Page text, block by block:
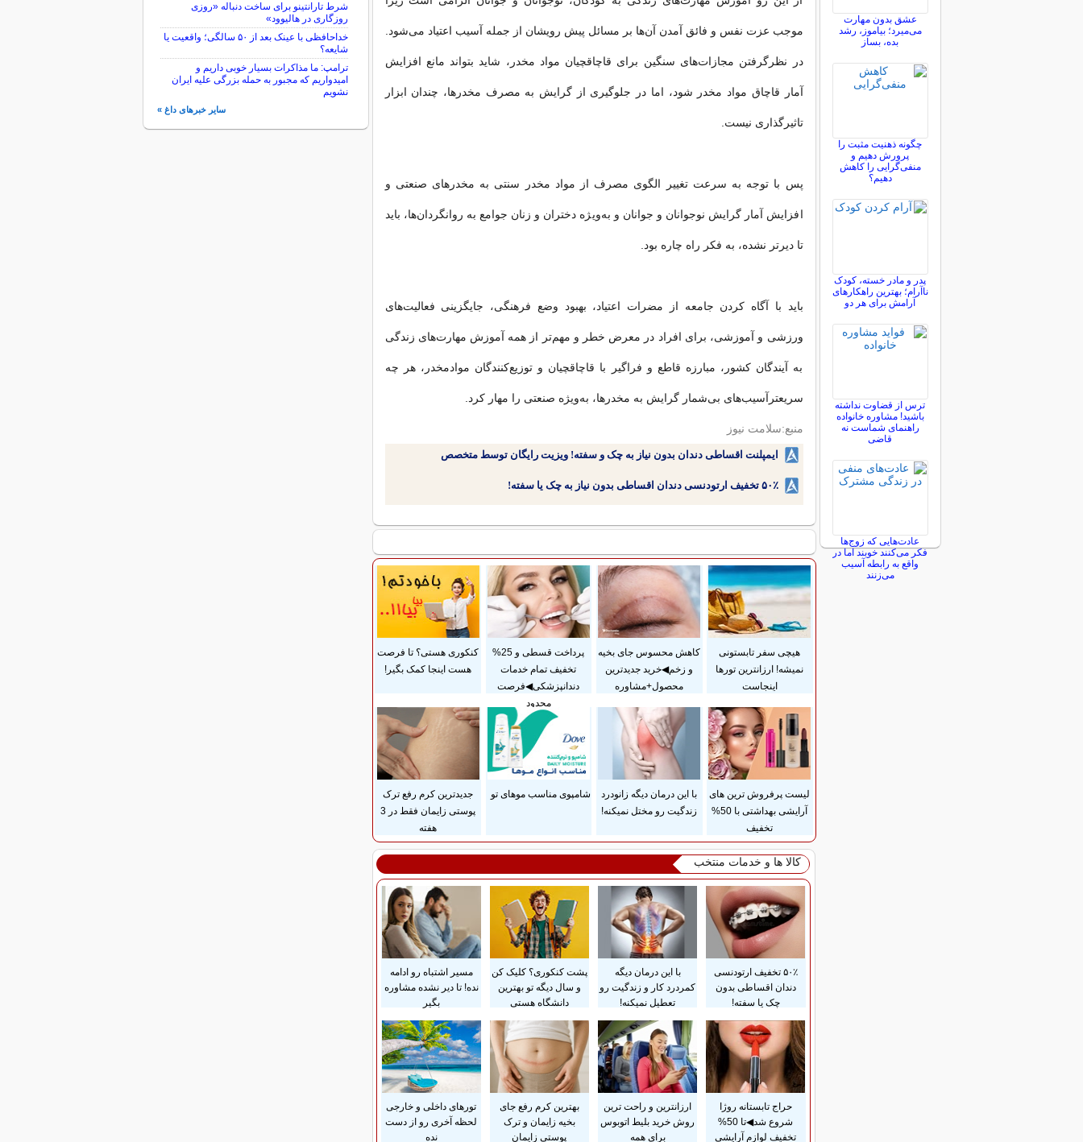
موجب عزت نفس و فائق آمدن آن‌ها بر مسائل پیش رویشان از جمله آسیب اعتیاد می‌شود.
در نظرگرفتن مجازات‌های سنگین برای قاچاقچیان مواد مخدر، شاید بتواند مانع افزایش
آمار قاچاق مواد مخدر شود، اما در جلوگیری از گرایش به مصرف مخدرها، چندان ابزار
تاثیر‌گذاری نیست.
پس با توجه به سرعت تغییر الگوی مصرف از مواد مخدر سنتی به مخدرهای صنعتی و
افزایش آمار گرایش نوجوانان و جوانان و به‌ویژه دختران و زنان جوامع به روانگردان‌ها، باید
تا دیرتر نشده، به فكر راه چاره بود.
باید با آگاه كردن جامعه از مضرات اعتیاد، بهبود وضع فرهنگی، جایگزینی فعالیت‌های
ورزشی و آموزشی، برای افراد در معرض خطر و مهم‌تر از همه آموزش مهارت‌های زندگی
به آیندگان كشور، ‌مبارزه قاطع و فراگیر با قاچاقچیان و توزیع‌كنندگان موادمخدر، هر چه
سریعترآسیب‌های بی‌شمار گرایش به مخدرها، به‌ویژه صنعتی را مهار كرد.
منبع:سلامت نیوز
ایمپلنت اقساطی دندان بدون نیاز به چک و سفته! ویزیت رایگان توسط متخصص
۵۰٪ تخفیف ارتودنسی دندان اقساطی بدون نیاز به چک یا سفته!
هیچی سفر تابستونی
نمیشه! ارزانترین تورها
اینجاست
کاهش محسوس جای بخیه
و زخم◀خرید جدیدترین
محصول+مشاوره
پرداخت قسطی و 25%
تخفیف تمام خدمات
دندانپزشکی◀فرصت
محدود
کنکوری هستی؟ تا فرصت
هست اینجا کمک بگیر!
لیست پرفروش ترین های
آرایشی بهداشتی با 50%
تخفیف
با این درمان دیگه زانودرد
زندگیت رو مختل نمیکنه!
شامپوی مناسب موهای تو
جدیدترین کرم رفع ترک
پوستی زایمان فقط در 3
هفته
کالا ها و خدمات منتخب
۵۰٪ تخفیف ارتودنسی
دندان اقساطی بدون
چک یا سفته!
با این درمان دیگه
کمردرد کار و زندگیت رو
تعطیل نمیکنه!
پشت کنکوری؟ کلیک کن
و سال دیگه تو بهترین
دانشگاه هستی
مسیر اشتباه رو ادامه
نده! تا دیر نشده مشاوره
بگیر
حراج تابستانه روژا
شروع شد◀تا 50%
تخفیف لوازم آرایشی
ارزانترین و راحت ترین
روش خرید بلیط اتوبوس
برای همه
بهترین کرم رفع جای
بخیه زایمان و ترک
پوستی زایمان
تورهای داخلی و خارجی
لحظه آخری رو از دست
نده
عشق بدون مهارت
می‌میرد؛ بیاموز، رشد
بده، بساز
چگونه ذهنیت مثبت را
پرورش دهیم و
منفی‌گرایی را کاهش
دهیم؟
پدر و مادر خسته، کودک
ناآرام؛ بهترین راهکارهای
آرامش برای هر دو
ترس از قضاوت نداشته
باشید! مشاوره خانواده
راهنمای شماست نه
قاضی
عادت‌هایی که زوج‌ها
فکر می‌کنند خوبند اما در
واقع به رابطه آسیب
می‌زنند
شرط تارانتینو برای ساخت دنباله «روزی
روزگاری در هالیوود»
خداحافظی با عینک بعد از ۵۰ سالگی؛ واقعیت یا
شایعه؟
ترامپ: ما مذاکرات بسیار خوبی داریم و
امیدواریم که مجبور به حمله بزرگی علیه ایران
نشویم
سایر خبرهای داغ »